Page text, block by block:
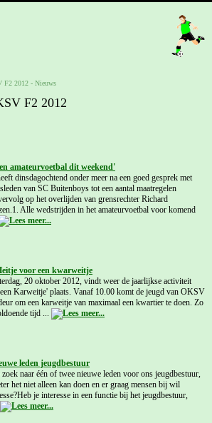
F2 2012 - Nieuws
F2 2012
amateurvoetbal dit weekend'
dinsdagochtend onder meer na een goed gesprek met
van SC Buitenboys tot een aantal maatregelen
op het overlijden van grensrechter Richard
Alle wedstrijden in het amateurvoetbal voor komend
voor een kwarweitje
20 oktober 2012, vindt weer de jaarlijkse activiteit
Karweitje' plaats. Vanaf 10.00 komt de jeugd van OKSV
om een karweitje van maximaal een kwartier te doen. Zo
tijd ...
leden jeugdbestuur
naar één of twee nieuwe leden voor ons jeugdbestuur,
het niet alleen kan doen en er graag mensen bij wil
je interesse in een functie bij het jeugdbestuur,